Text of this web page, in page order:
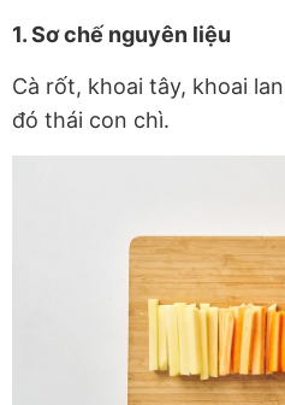
1. Sơ chế nguyên liệu
Cà rốt, khoai tây, khoai
đó thái con chì.